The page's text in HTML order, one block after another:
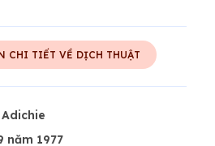
CHI TIẾT VỀ DỊCH THUẬT
năm 1977